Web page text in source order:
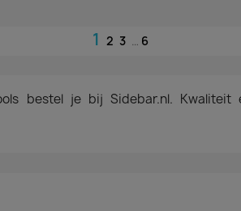
12 3 … 6
bestel je bij Sidebar.nl.